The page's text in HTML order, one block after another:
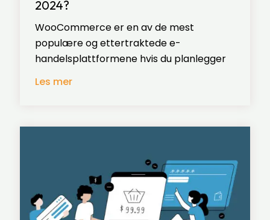
2024?
WooCommerce er en av de mest
populære og ettertraktede e-
handelsplattformene hvis du planlegger
Les mer